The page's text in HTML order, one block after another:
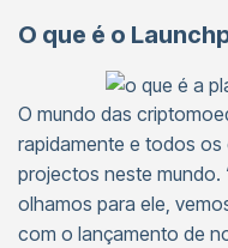
O que é o
O mundo das
rapidamente e todos
projectos neste mundo.
olhamos para ele,
com o lançamento de